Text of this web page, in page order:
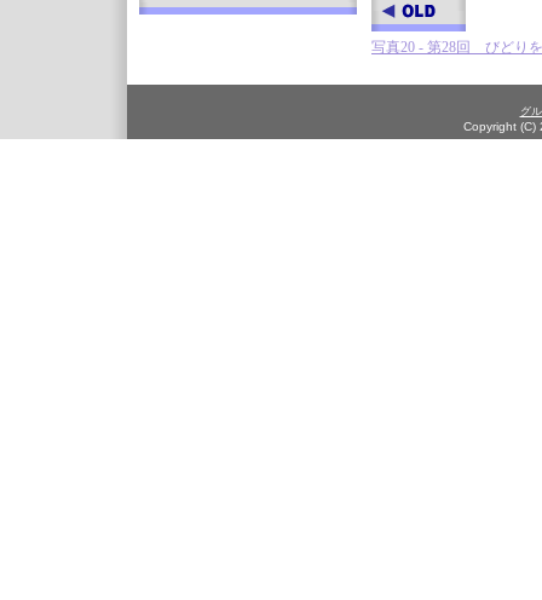
写真20 - 第28回 びどり
グ
Copyright (C)